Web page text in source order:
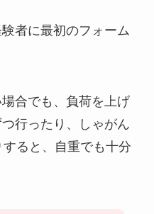
者に最初のフォーム
合でも、負荷を上げ
行ったり、しゃがん
ると、自重でも十分